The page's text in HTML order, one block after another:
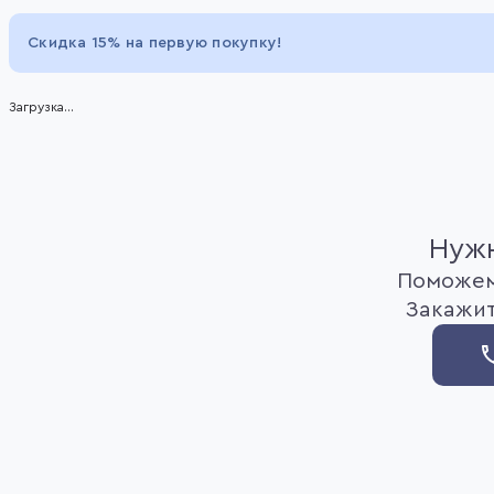
Item
Скидка 15% на первую покупку!
Загрузка...